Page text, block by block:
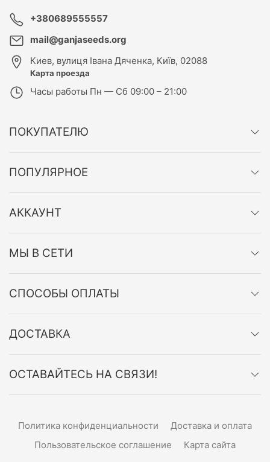
+380689555557
mail@ganjaseeds.org
Киев, вулиця Івана Дяченка, Київ, 02088
Карта проезда
Часы работы Пн — Сб 09:00 – 21:00
ПОКУПАТЕЛЮ
ПОПУЛЯРНОЕ
АККАУНТ
МЫ В СЕТИ
СПОСОБЫ ОПЛАТЫ
ДОСТАВКА
ОСТАВАЙТЕСЬ НА СВЯЗИ!
Политика конфиденциальности
Доставка и оплата
Пользовательское соглашение
Карта сайта